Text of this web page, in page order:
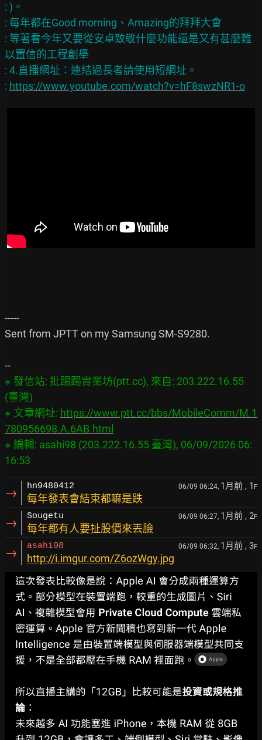
: )。
: 每年都在Good morning、Amazing的拜拜大會
: 等著看今年又要從安卓致敬什麼功能還是又有甚麼難
以置信的工程創舉
: 4.直播網址：連結過長者請使用短網址。
: https://www.youtube.com/watch?v=hF8swzNR1-o
-----
Sent from JPTT on my Samsung SM-S9280.
※ 發信站: 批踢踢實業坊(ptt.cc), 來自: 203.222.16.55
(臺灣)
※ 文章網址: https://www.ptt.cc/bbs/MobileComm/M.1
780956698.A.6AB.html
※ 編輯: asahi98 (203.222.16.55 臺灣), 06/09/2026 06:
→ hn9480412 06/09 06:24, 1月前 , 1 F
每年發表會結束都嘛是跌
→ Sougetu 06/09 06:27, 1月前 , 2F
每年都有人要扯股價來丟臉
→ asahi98 06/09 06:32, 1月前 , 3F
http://i.imgur.com/Z6ozWgy.jpg